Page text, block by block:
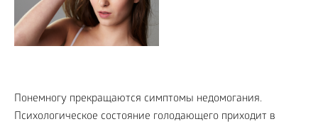
Понемногу прекращаются симптомы недомогания.
Психологическое состояние голодающего приходит в